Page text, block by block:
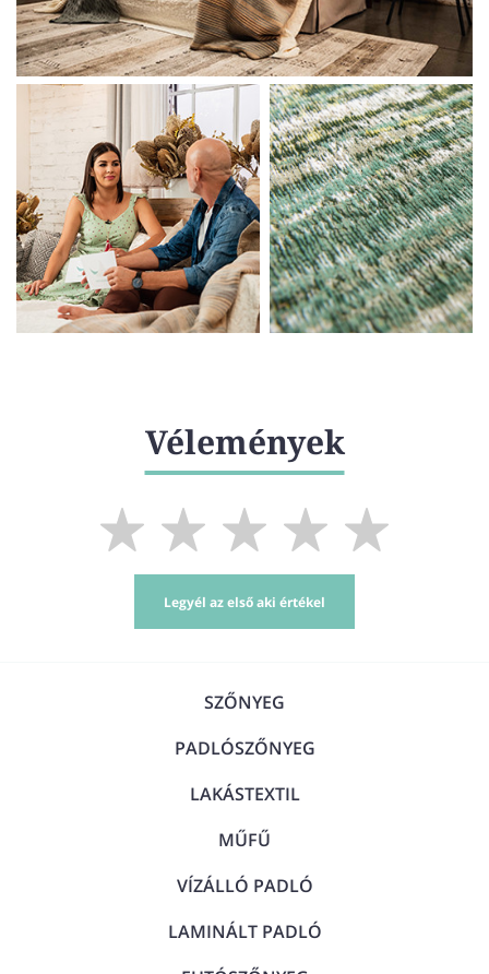
Vélemények
Legyél az első aki értékel
SZŐNYEG
PADLÓSZŐNYEG
LAKÁSTEXTIL
MŰFŰ
VÍZÁLLÓ PADLÓ
LAMINÁLT PADLÓ